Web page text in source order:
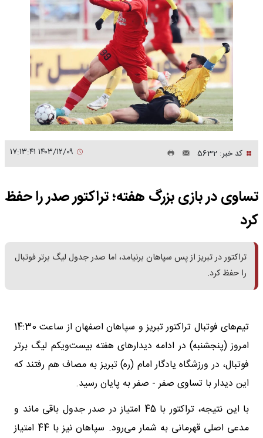
کد خبر: 5632
تساوی در بازی بزرگ هفته؛ تراکتور صدر را حفظ
کرد
تراکتور در تبریز از پس سپاهان برنیامد، اما صدر جدول لیگ برتر فوتبال
را حفظ کرد.
تیم‌های فوتبال تراکتور تبریز و سپاهان اصفهان از ساعت 14:30
امروز (‌پنجشنبه) در ادامه دیدارهای هفته بیست‌ویکم لیگ برتر
فوتبال، در ورزشگاه یادگار امام (ره) تبریز به مصاف هم رفتند که
این دیدار با تساوی صفر - صفر به پایان رسید.
با این نتیجه، تراکتور با 45 امتیاز در صدر جدول باقی ماند و
مدعی اصلی قهرمانی به شمار می‌رود. سپاهان نیز با 44 امتیاز